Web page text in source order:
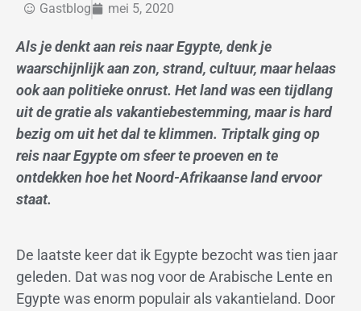
Gastblog mei 5, 2020
Als je denkt aan reis naar Egypte, denk je
waarschijnlijk aan zon, strand, cultuur, maar helaas
ook aan politieke onrust. Het land was een tijdlang
uit de gratie als vakantiebestemming, maar is hard
bezig om uit het dal te klimmen. Triptalk ging op
reis naar Egypte om sfeer te proeven en te
ontdekken hoe het Noord-Afrikaanse land ervoor
staat.
De laatste keer dat ik Egypte bezocht was tien jaar
geleden. Dat was nog voor de Arabische Lente en
Egypte was enorm populair als vakantieland. Door